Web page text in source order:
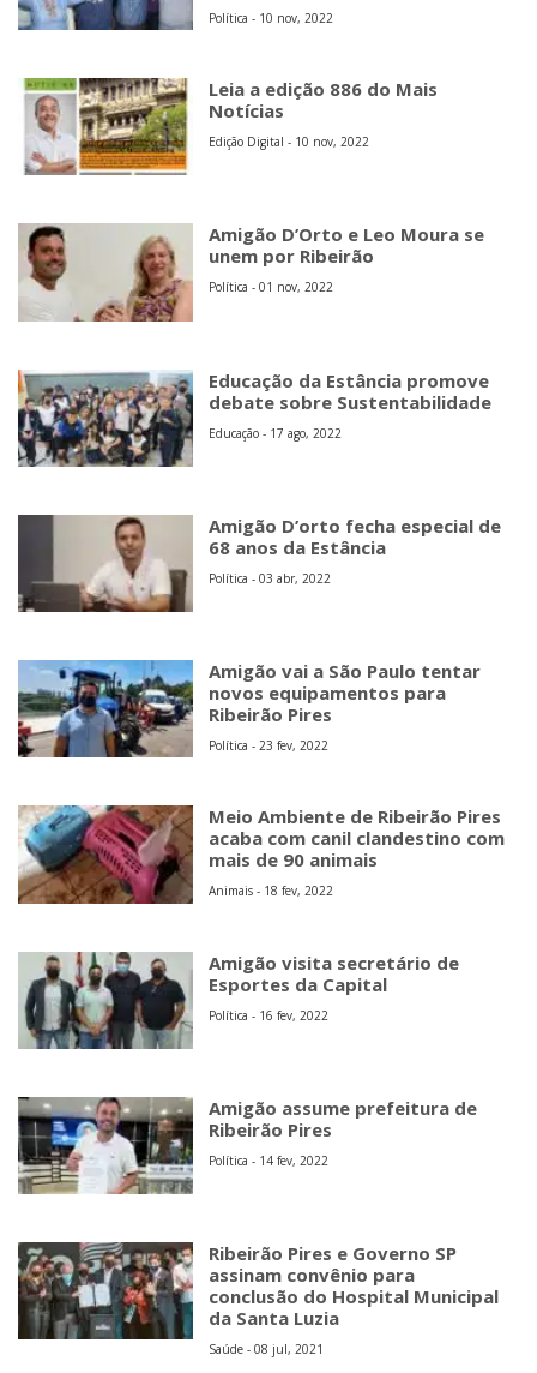
Política - 10 nov, 2022
Leia a edição 886 do Mais
Notícias
Edição Digital - 10 nov, 2022
Amigão D’Orto e Leo Moura se
unem por Ribeirão
Política - 01 nov, 2022
Educação da Estância promove
debate sobre Sustentabilidade
Educação - 17 ago, 2022
Amigão D’orto fecha especial de
68 anos da Estância
Política - 03 abr, 2022
Amigão vai a São Paulo tentar
novos equipamentos para
Ribeirão Pires
Política - 23 fev, 2022
Meio Ambiente de Ribeirão Pires
acaba com canil clandestino com
mais de 90 animais
Animais - 18 fev, 2022
Amigão visita secretário de
Esportes da Capital
Política - 16 fev, 2022
Amigão assume prefeitura de
Ribeirão Pires
Política - 14 fev, 2022
Ribeirão Pires e Governo SP
assinam convênio para
conclusão do Hospital Municipal
da Santa Luzia
Saúde - 08 jul, 2021